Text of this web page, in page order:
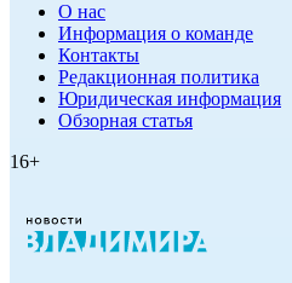
О нас
Информация о команде
Контакты
Редакционная политика
Юридическая информация
Обзорная статья
16+